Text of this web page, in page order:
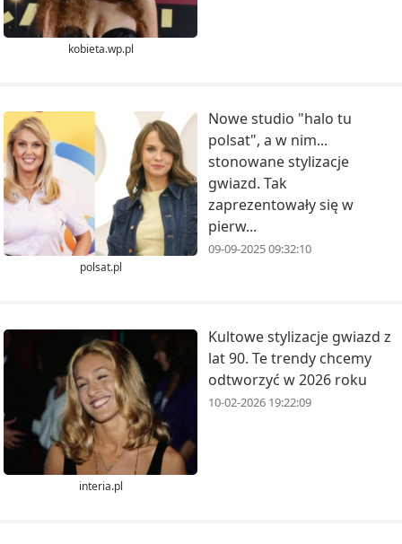
kobieta.wp.pl
polsat.pl
Nowe studio "halo tu
polsat", a w nim...
stonowane stylizacje
gwiazd. Tak
zaprezentowały się w
pierw...
09-09-2025 09:32:10
interia.pl
Kultowe stylizacje gwiazd z
lat 90. Te trendy chcemy
odtworzyć w 2026 roku
10-02-2026 19:22:09